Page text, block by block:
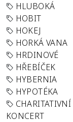
HLUBOKÁ
HOBIT
HOKEJ
HORKÁ VANA
HRDINOVÉ
HŘEBÍČEK
HYBERNIA
HYPOTÉKA
CHARITATIVNÍ
KONCERT